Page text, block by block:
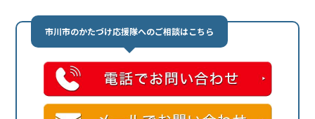
市川市のかたづけ応援隊へのご相談はこちら